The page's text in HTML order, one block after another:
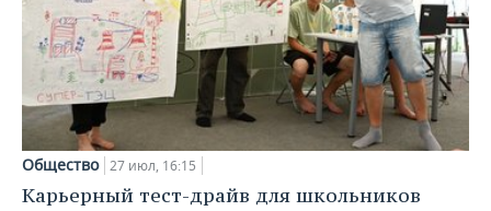
Общество 27 июл, 16:15
Карьерный тест-драйв для школьников